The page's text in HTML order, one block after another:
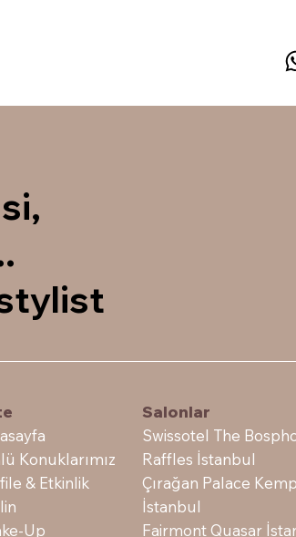
Konuklarımız
& Etkinlik
Up
Salonlar
Swissotel The
Raffles İstanbul
Çırağan Palace
İstanbul
Fairmont Quasar